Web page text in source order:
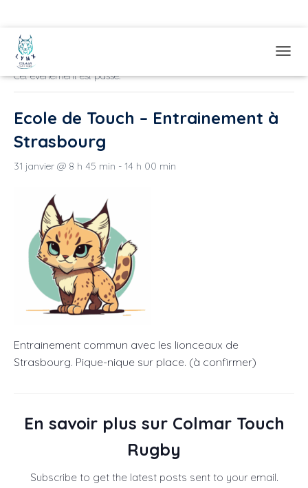
« Tous les Évènements
Cet évènement est passé.
Ecole de Touch – Entrainement à
Strasbourg
31 janvier @ 8 h 45 min - 14 h 00 min
Entrainement commun avec les lionceaux de
Strasbourg. Pique-nique sur place. (à confirmer)
En savoir plus sur Colmar Touch
Rugby
Subscribe to get the latest posts sent to your email.